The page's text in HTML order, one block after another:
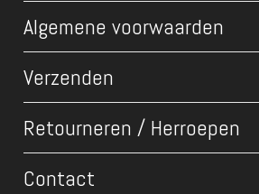
Algemene voorwaarden
Verzenden
Retourneren / Herroepen
Contact